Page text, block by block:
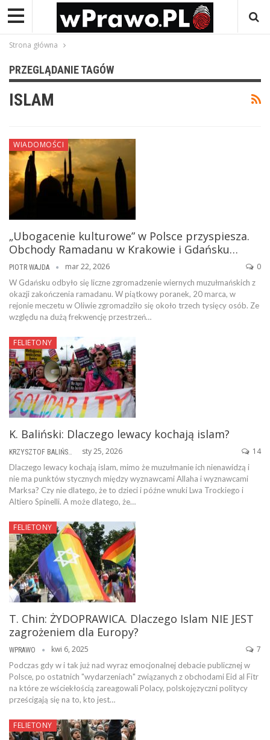
Strona główna
PRZEGLĄDANIE TAGÓW
ISLAM
WIADOMOŚCI
„Ubogacenie kulturowe” w Polsce przyspiesza.
Obchody Ramadanu w Krakowie i Gdańsku…
PIOTR WAJDA mar 22, 2026 0
W Gdańsku odbyło się liczne zgromadzenie wiernych muzułmańskich z
okazji zakończenia ramadanu. W piątkowy poranek, 20 marca, w
rejonie meczetu w Oliwie zgromadziło się około trzech tysięcy osób. Ze
względu na dużą frekwencję przestrzeń…
FELIETONY
K. Baliński: Dlaczego lewacy kochają islam?
KRZYSZTOF BALIŃSKI sty 25, 2026 14
Dlaczego lewacy kochają islam, mimo że muzułmanie ich nienawidzą i
nie ma punktów stycznych między wyznawcami Allaha i wyznawcami
Marksa? Czy nie dlatego, że to dzieci i późne wnuki Lwa Trockiego i
Altiero Spinelli. A może dlatego, że…
FELIETONY
T. Chin: ŻYDOPRAWICA. Dlaczego Islam NIE JEST
zagrożeniem dla Europy?
WPRAWO kwi 6, 2025 7
Podczas gdy w i tak już nad wyraz emocjonalnej debacie publicznej w
Polsce, po ostatnich "wydarzeniach" związanych z obchodami Eid al Fitr
na które ze wściekłością zareagowali Polacy, polskojęzyczni politycy
prześcigają się na to, kto jest…
FELIETONY